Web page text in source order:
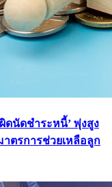
นัดชำระหนี้’ พุ่งสูง
ตรการช่วยเหลือลูก